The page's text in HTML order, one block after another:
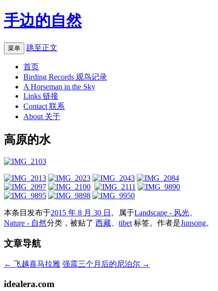
手边的自然
菜单 跳至正文
首页
Birding Records 观鸟记录
A Horseman in the Sky
Links 链接
Contact 联系
About 关于
高原的水
本条目发布于2015 年 8 月 30 日 。属于Landscape - 风光
Nature - 自然分类，被贴了 西藏 tibet 标签。 作者是Junsong。
文章导航
← 飞越喜马拉雅 强震三个月后的尼泊尔 →
idealera.com